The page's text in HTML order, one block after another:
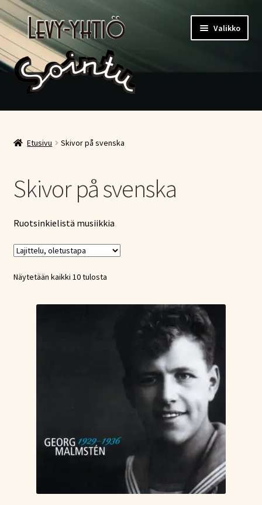
Siirry
navigointiin
Siirry
sisältöön
Valikko
Etusivu
Kauppa
Etusivu Skivor på svenska
Skivor på svenska
Ruotsinkielistä musiikkia
Näytetään kaikki 10 tulosta